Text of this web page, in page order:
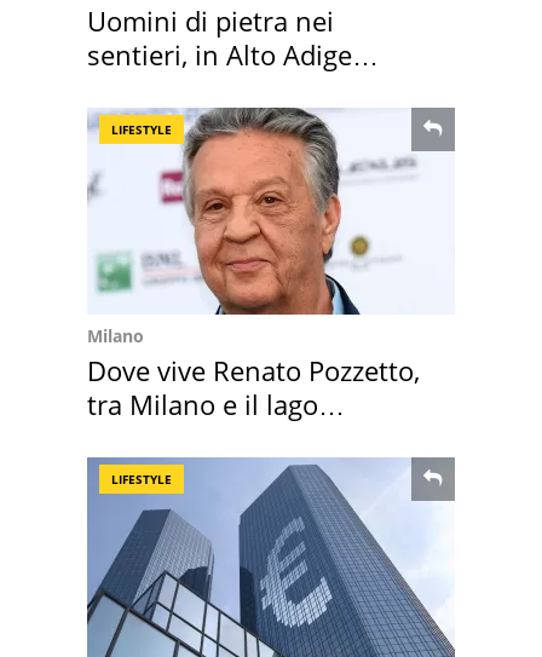
Uomini di pietra nei
sentieri, in Alto Adige
LIFESTYLE
Milano
Dove vive Renato Pozzetto,
tra Milano e il lago
LIFESTYLE